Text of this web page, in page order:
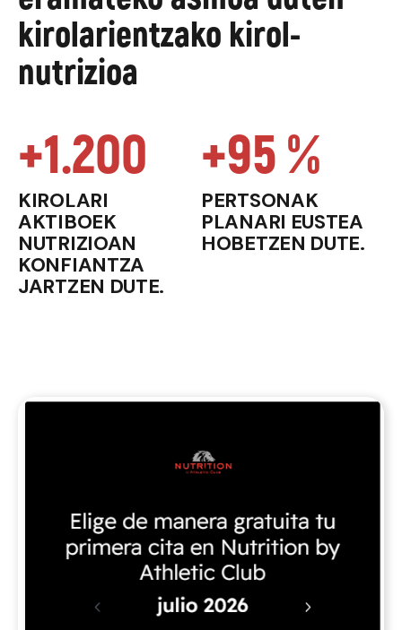
kirolarientzako kirol-
nutrizioa
+1.200
KIROLARI
AKTIBOEK
NUTRIZIOAN
KONFIANTZA
JARTZEN DUTE.
+95 %
PERTSONAK
PLANARI EUSTEA
HOBETZEN DUTE.